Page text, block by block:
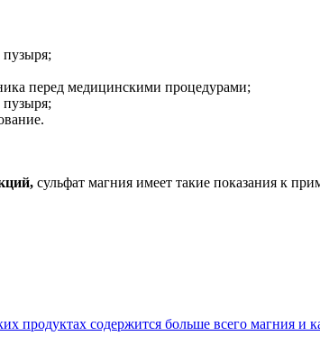
пузыря;
перед медицинскими процедурами;
пузыря;
сульфат магния имеет такие показания к
продуктах содержится больше всего магния и